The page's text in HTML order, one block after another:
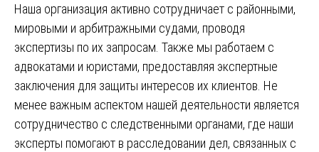
Наша организация активно сотрудничает с районными,
мировыми и арбитражными судами, проводя
экспертизы по их запросам. Также мы работаем с
адвокатами и юристами, предоставляя экспертные
заключения для защиты интересов их клиентов. Не
менее важным аспектом нашей деятельности является
сотрудничество с следственными органами, где наши
эксперты помогают в расследовании дел, связанных с